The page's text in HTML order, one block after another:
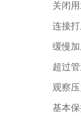
关闭
连接
缓慢
超过
观察
基本